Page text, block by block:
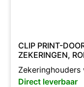
CLIP PRINT-
ZEKERINGEN,
Direct leverbaar